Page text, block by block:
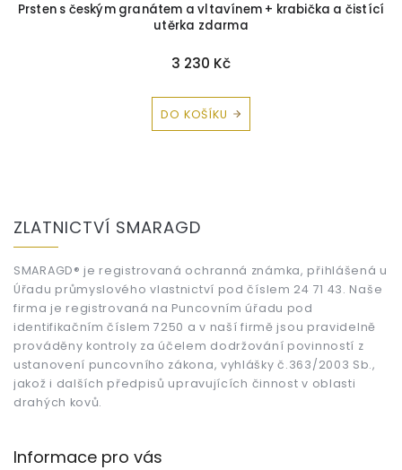
Prsten s českým granátem a vltavínem + krabička a čistící
utěrka zdarma
3 230 Kč
DO KOŠÍKU
ZLATNICTVÍ SMARAGD
SMARAGD® je registrovaná ochranná známka, přihlášená u
Úřadu průmyslového vlastnictví pod číslem 24 71 43. Naše
firma je registrovaná na Puncovním úřadu pod
identifikačním číslem 7250 a v naší firmě jsou pravidelně
prováděny kontroly za účelem dodržování povinností z
ustanovení puncovního zákona, vyhlášky č.363/2003 Sb.,
jakož i dalších předpisů upravujících činnost v oblasti
drahých kovů.
Informace pro vás